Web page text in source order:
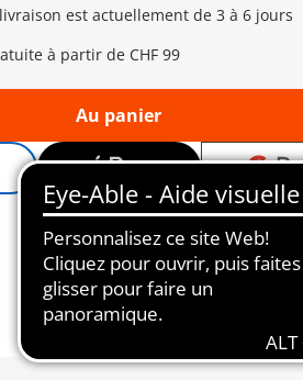
est actuellement de 3 à 6 jours
à partir de CHF 99
Au panier